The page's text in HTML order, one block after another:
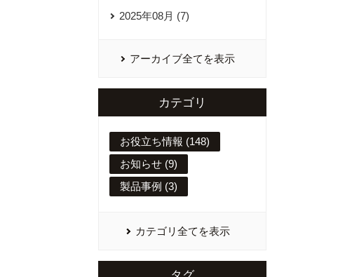
2025年08月 (7)
アーカイブ全てを表示
カテゴリ
お役立ち情報 (148)
お知らせ (9)
製品事例 (3)
カテゴリ全てを表示